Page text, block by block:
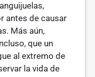
antes de causar
Más aún,
que un
al extremo de
la vida de